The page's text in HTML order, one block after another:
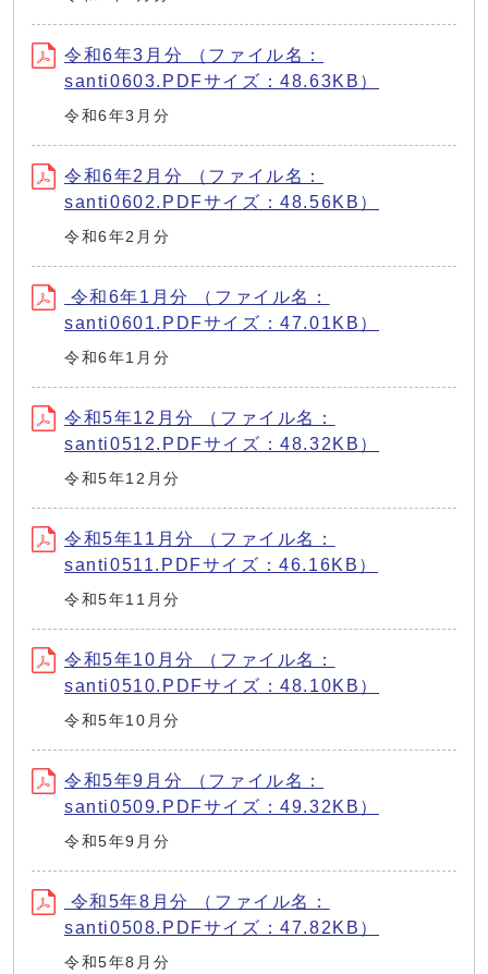
令和6年3月分 （ファイル名：
santi0603.PDFサイズ：48.63KB）
令和6年3月分
令和6年2月分 （ファイル名：
santi0602.PDFサイズ：48.56KB）
令和6年2月分
令和6年1月分 （ファイル名：
santi0601.PDFサイズ：47.01KB）
令和6年1月分
令和5年12月分 （ファイル名：
santi0512.PDFサイズ：48.32KB）
令和5年12月分
令和5年11月分 （ファイル名：
santi0511.PDFサイズ：46.16KB）
令和5年11月分
令和5年10月分 （ファイル名：
santi0510.PDFサイズ：48.10KB）
令和5年10月分
令和5年9月分 （ファイル名：
santi0509.PDFサイズ：49.32KB）
令和5年9月分
令和5年8月分 （ファイル名：
santi0508.PDFサイズ：47.82KB）
令和5年8月分